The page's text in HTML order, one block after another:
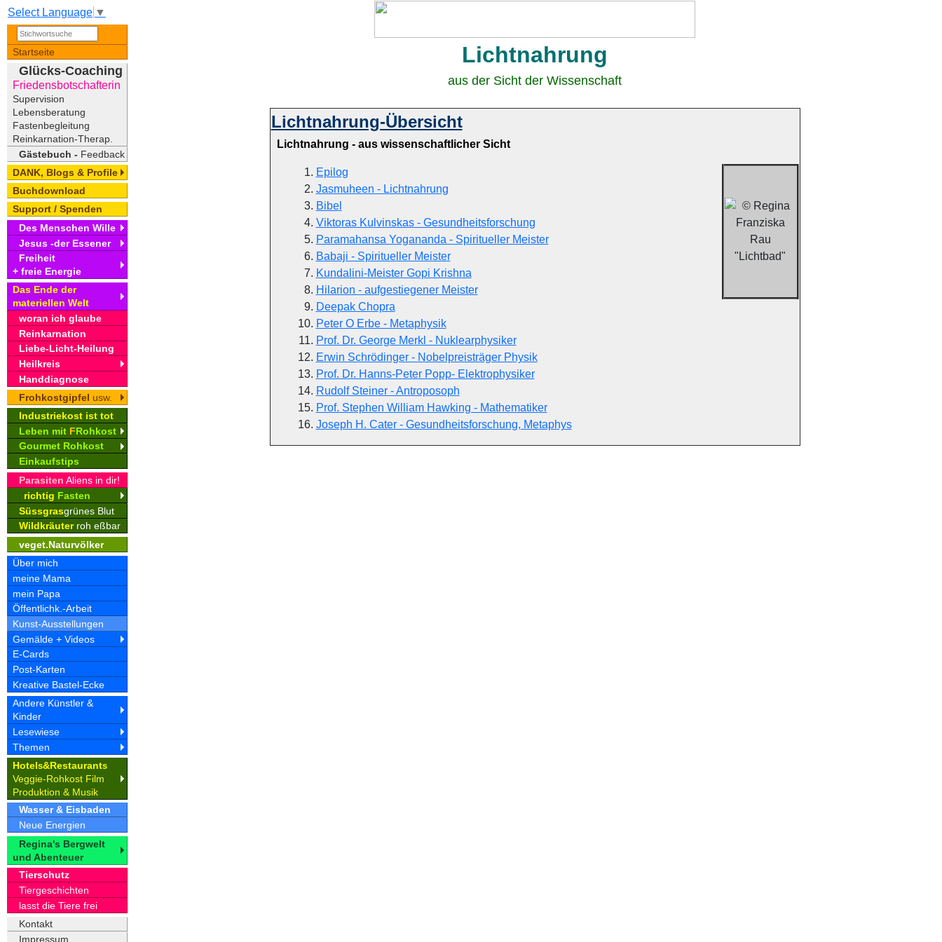
Select Language ▼
Startseite
Glücks-Coaching
Friedensbotschafterin
Supervision
Lebensberatung
Fastenbegleitung
Reinkarnation-Therap.
Gästebuch - Feedback
DANK, Blogs & Profile
Buchdownload
Support / Spenden
Des Menschen Wille
Jesus -der Essener
Freiheit
+ freie Energie
Das Ende der
materiellen Welt
woran ich glaube
Reinkarnation
Liebe-Licht-Heilung
Heilkreis
Handdiagnose
Frohkostgipfel usw.
Industriekost ist tot
Leben mit FRohkost
Gourmet Rohkost
Einkaufstips
Parasiten Aliens in dir!
richtig Fasten
Süssgrasgrünes Blut
Wildkräuterroh eßbar
veget.Naturvölker
Über mich
meine Mama
mein Papa
Öffentlichk.-Arbeit
Kunst-Ausstellungen
Gemälde + Videos
E-Cards
Post-Karten
Kreative Bastel-Ecke
Andere Künstler &
Kinder
Lesewiese
Themen
Hotels&Restaurants
Veggie-Rohkost Film
Produktion & Musik
Wasser & Eisbaden
Neue Energien
Regina's Bergwelt
und Abenteuer
Tierschutz
Tiergeschichten
lasst die Tiere frei
Kontakt
Impressum
Lichtnahrung
aus der Sicht der Wissenschaft
Lichtnahrung-Übersicht
Lichtnahrung - aus wissenschaftlicher Sicht
Epilog
Jasmuheen - Lichtnahrung
Bibel
Viktoras Kulvinskas - Gesundheitsforschung
Paramahansa Yogananda - Spiritueller Meister
Babaji - Spiritueller Meister
Kundalini-Meister Gopi Krishna
Hilarion - aufgestiegener Meister
Deepak Chopra
Peter O Erbe - Metaphysik
Prof. Dr. George Merkl - Nuklearphysiker
Erwin Schrödinger - Nobelpreisträger Physik
Prof. Dr. Hanns-Peter Popp- Elektrophysiker
Rudolf Steiner - Antroposoph
Prof. Stephen William Hawking - Mathematiker
Joseph H. Cater - Gesundheitsforschung, Metaphys